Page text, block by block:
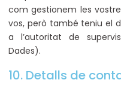
com gestionem les
vos, però també teniu el
a l’autoritat de
Dades).
10. Detalls de